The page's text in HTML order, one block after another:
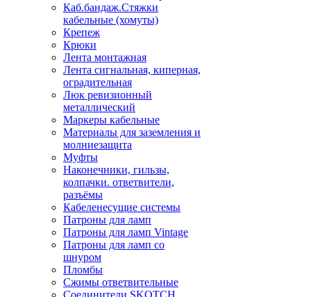
Каб.бандаж.Стяжки
кабельные (хомуты)
Крепеж
Крюки
Лента монтажная
Лента сигнальная, киперная,
оградительная
Люк ревизионный
металлический
Маркеры кабельные
Материалы для заземления и
молниезащита
Муфты
Наконечники, гильзы,
колпачки. ответвители,
разъёмы
Кабеленесущие системы
Патроны для ламп
Патроны для ламп Vintage
Патроны для ламп со
шнуром
Пломбы
Сжимы ответвительные